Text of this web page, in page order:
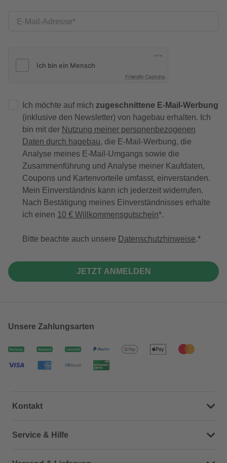
E-Mail-Adresse
Friendly Captcha
Ich möchte auf mich zugeschnittene E-Mail-Werbung
(inklusive den Newsletter) von hagebau erhalten. Ich
bin mit der Nutzung meiner personenbezogenen
Daten durch hagebau, die E-Mail-Werbung, die
Analyse meines E-Mail-Umgangs sowie die
Zusammenführung und Analyse meiner Kaufdaten,
Coupons und Kartenvorteile umfasst, einverstanden.
Mein Einverständnis kann ich jederzeit widerrufen.
Nach Bestätigung meines Einverständnisses erhalte
ich einen 10 € Willkommensgutschein*.
Bitte beachte auch unsere Datenschutzhinweise.
JETZT ANMELDEN
Unsere Zahlungsarten
Kontakt
Dein Kontakt zu uns
Service & Hilfe